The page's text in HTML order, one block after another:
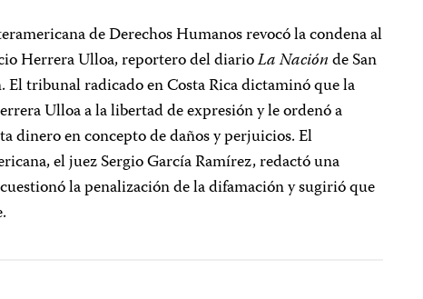
de Derechos Humanos revocó la condena al
Herrera Ulloa, reportero del diarioLa Naciónde San
El tribunal radicado en Costa Rica dictaminó que la
Ulloa a la libertad de expresión y le ordenó a
dinero en concepto de daños y perjuicios. El
el juez Sergio García Ramírez, redactó una
la penalización de la difamación y sugirió que